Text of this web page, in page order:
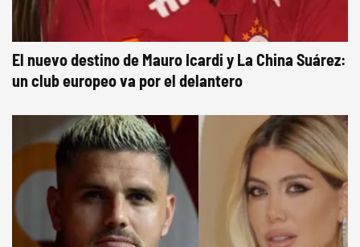
El nuevo destino de Mauro Icardi y La China Suárez:
un club europeo va por el delantero